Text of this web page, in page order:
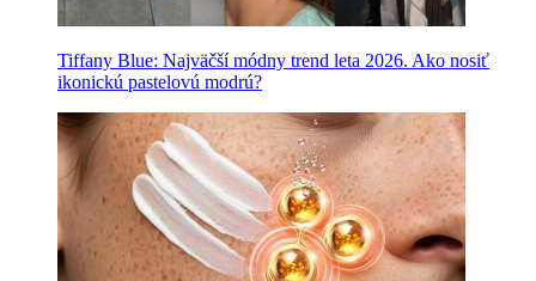
Tiffany Blue: Najväčší módny trend leta 2026. Ako nosiť
ikonickú pastelovú modrú?